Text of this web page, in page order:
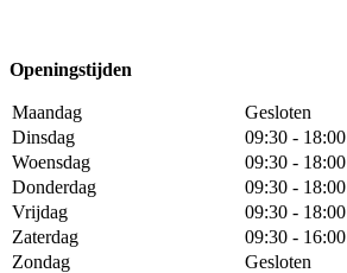
Openingstijden
Maandag
Gesloten
Dinsdag
09:30 - 18:00
Woensdag
09:30 - 18:00
Donderdag
09:30 - 18:00
Vrijdag
09:30 - 18:00
Zaterdag
09:30 - 16:00
Zondag
Gesloten